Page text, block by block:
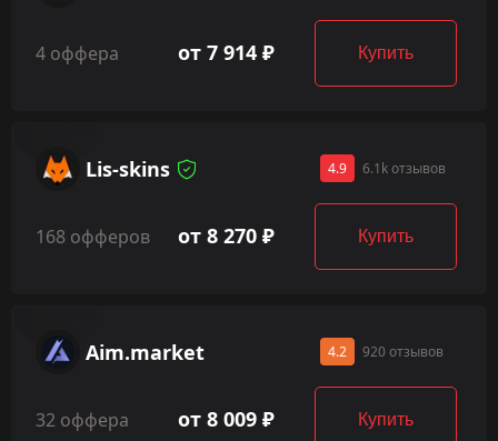
4 оффера от 7 914 ₽ Купить
Lis-skins 4.9 6.1k отзывов
168 офферов от 8 270 ₽ Купить
Aim.market 4.2 920 отзывов
32 оффера от 8 009 ₽ Купить